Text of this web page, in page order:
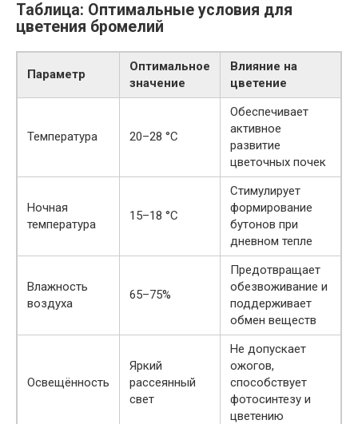
Таблица: Оптимальные условия для
цветения бромелий
Параметр
Оптимальное
значение
Влияние на
цветение
Температура 20–28 °C
Обеспечивает
активное
развитие
цветочных почек
Ночная
температура
15–18 °C
Стимулирует
формирование
бутонов при
дневном тепле
Влажность
воздуха
65–75%
Предотвращает
обезвоживание и
поддерживает
обмен веществ
Освещённость
Яркий
рассеянный
свет
Не допускает
ожогов,
способствует
фотосинтезу и
цветению